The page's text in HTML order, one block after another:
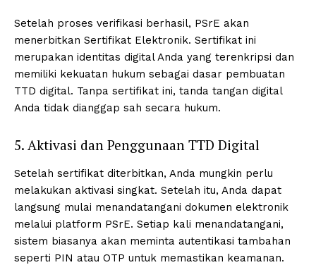
Setelah proses verifikasi berhasil, PSrE akan
menerbitkan Sertifikat Elektronik. Sertifikat ini
merupakan identitas digital Anda yang terenkripsi dan
memiliki kekuatan hukum sebagai dasar pembuatan
TTD digital. Tanpa sertifikat ini, tanda tangan digital
Anda tidak dianggap sah secara hukum.
5. Aktivasi dan Penggunaan TTD Digital
Setelah sertifikat diterbitkan, Anda mungkin perlu
melakukan aktivasi singkat. Setelah itu, Anda dapat
langsung mulai menandatangani dokumen elektronik
melalui platform PSrE. Setiap kali menandatangani,
sistem biasanya akan meminta autentikasi tambahan
seperti PIN atau OTP untuk memastikan keamanan.